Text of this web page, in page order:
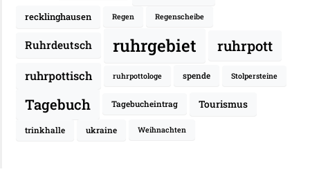
recklinghausen Regen Regenscheibe
Ruhrdeutsch ruhrgebiet ruhrpott
ruhrpottisch ruhrpottologe spende Stolpersteine
Tagebuch Tagebucheintrag Tourismus
trinkhalle ukraine Weihnachten